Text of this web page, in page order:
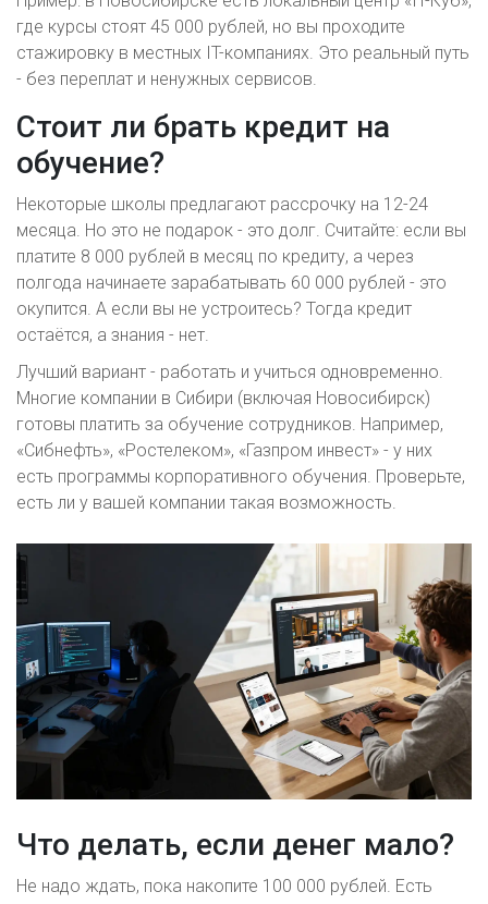
где курсы стоят 45 000 рублей, но вы проходите
стажировку в местных IT-компаниях. Это реальный путь
- без переплат и ненужных сервисов.
Стоит ли брать кредит на
обучение?
Некоторые школы предлагают рассрочку на 12-24
месяца. Но это не подарок - это долг. Считайте: если вы
платите 8 000 рублей в месяц по кредиту, а через
полгода начинаете зарабатывать 60 000 рублей - это
окупится. А если вы не устроитесь? Тогда кредит
остаётся, а знания - нет.
Лучший вариант - работать и учиться одновременно.
Многие компании в Сибири (включая Новосибирск)
готовы платить за обучение сотрудников. Например,
«Сибнефть», «Ростелеком», «Газпром инвест» - у них
есть программы корпоративного обучения. Проверьте,
есть ли у вашей компании такая возможность.
Что делать, если денег мало?
Не надо ждать, пока накопите 100 000 рублей. Есть